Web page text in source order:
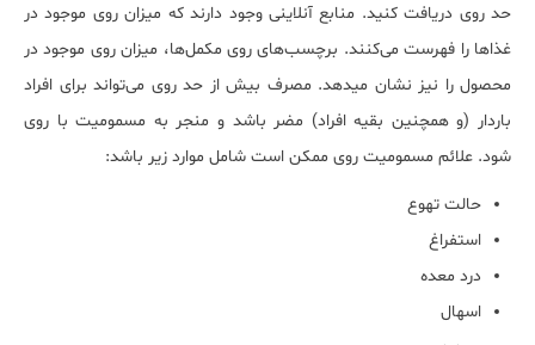
حد روی دریافت کنید. منابع آنلاینی وجود دارند که میزان روی موجود در
غذاها را فهرست می‌کنند. برچسب‌های روی مکمل‌ها، میزان روی موجود در
محصول را نیز نشان می‎دهد. مصرف بیش از حد روی می‌تواند برای افراد
باردار (و همچنین بقیه افراد) مضر باشد و منجر به مسمومیت با روی
شود. علائم مسمومیت روی ممکن است شامل موارد زیر باشد:
حالت تهوع
استفراغ
درد معده
اسهال